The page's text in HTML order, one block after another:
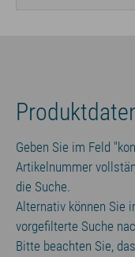
Geben Sie im Feld
Artikelnummer
die Suche.
Alternativ können Sie
vorgefilterte Suche
Bitte beachten Sie,